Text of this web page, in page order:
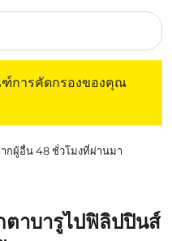
ฑ์การคัดกรองของคุณ
กผู้อื่น 48 ชั่วโมงที่ผ่านมา
าบารูไปฟิลิปปินส์